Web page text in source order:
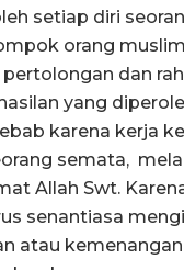
setiap diri
orang
dan
yang
karena kerja
semata,
Allah Swt.
senantiasa
atau